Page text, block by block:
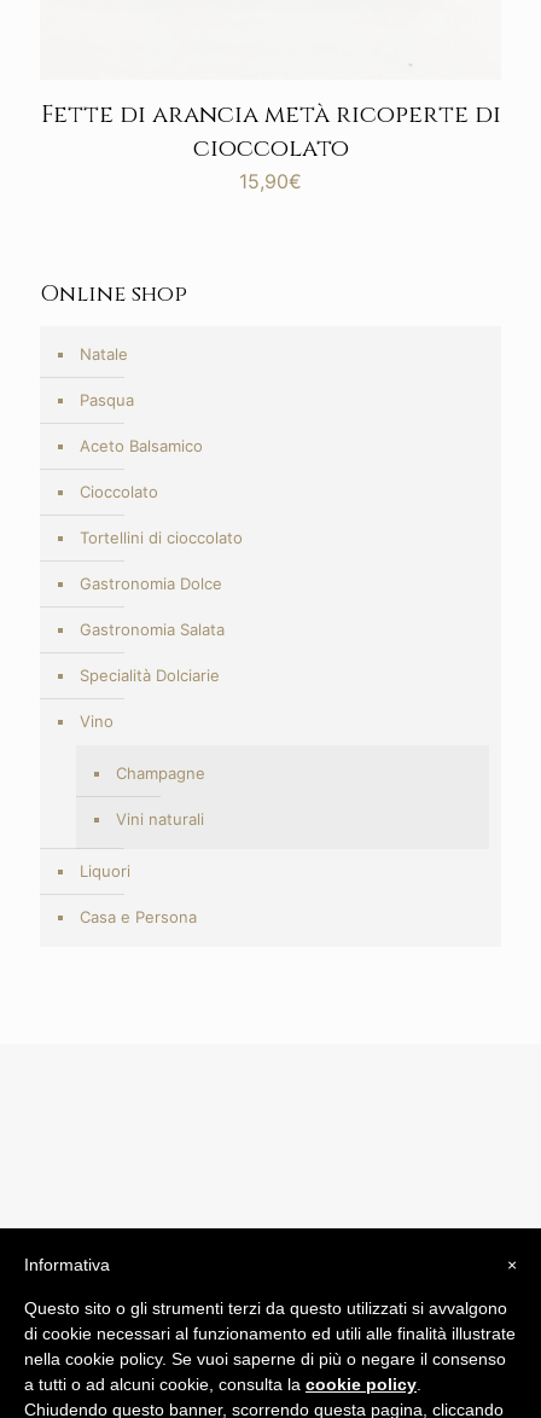
Fette di arancia metà ricoperte di
cioccolato
15,90€
Online shop
Natale
Pasqua
Aceto Balsamico
Cioccolato
Tortellini di cioccolato
Gastronomia Dolce
Gastronomia Salata
Specialità Dolciarie
Vino
Champagne
Vini naturali
Liquori
Casa e Persona
byComunicatori su Misura srl
Termini e Condizioni di Vendita - Terms and Conditions
ITA:
×
Informativa
Questo sito o gli strumenti terzi da questo utilizzati si avvalgono
di cookie necessari al funzionamento ed utili alle finalità illustrate
nella cookie policy. Se vuoi saperne di più o negare il consenso
a tutti o ad alcuni cookie, consulta la cookie policy
Chiudendo questo banner, scorrendo questa pagina, cliccando